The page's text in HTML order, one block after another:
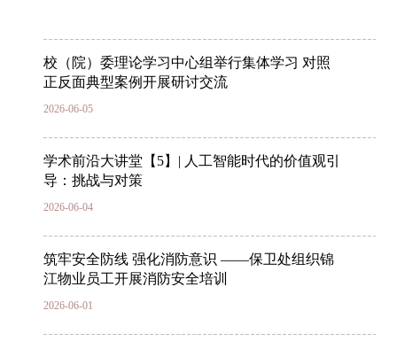
校（院）委理论学习中心组举行集体学习 对照
正反面典型案例开展研讨交流
2026-06-05
学术前沿大讲堂【5】| 人工智能时代的价值观引
导：挑战与对策
2026-06-04
筑牢安全防线 强化消防意识 ——保卫处组织锦
江物业员工开展消防安全培训
2026-06-01